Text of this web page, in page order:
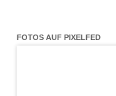
FOTOS AUF PIXELFED